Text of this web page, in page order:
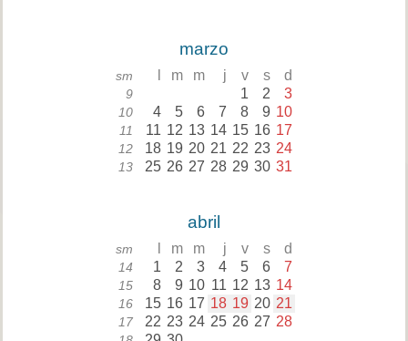
marzo
sm m m j v s d
9 1 2 3
10 4 5 6 7 8 9 10
11 11 12 13 14 15 16 17
12 18 19 20 21 22 23 24
13 25 26 27 28 29 30 31
abril
sm m m j v s d
14 1 2 3 4 5 6 7
15 8 9 10 11 12 13 14
16 15 16 17 18 19 20 21
17 22 23 24 25 26 27 28